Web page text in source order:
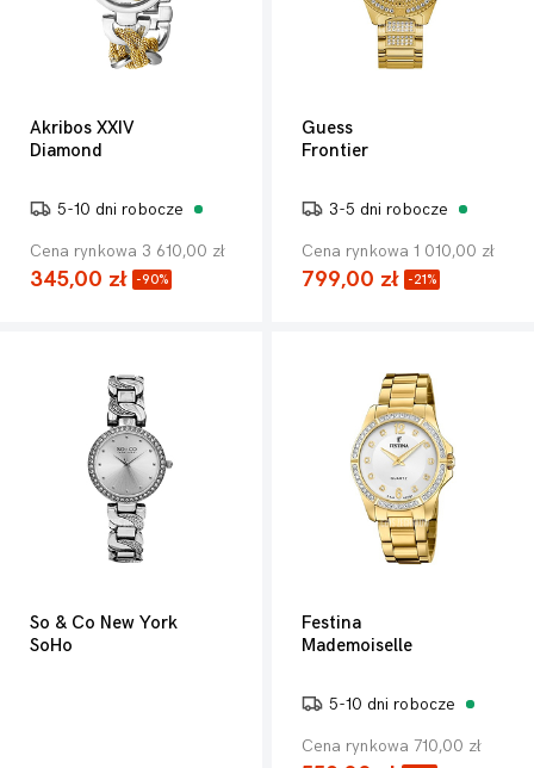
Akribos XXIV
Diamond
5-10 dni robocze
Cena rynkowa 3 610,00 zł
345,00 zł -90%
Guess
Frontier
3-5 dni robocze
Cena rynkowa 1 010,00 zł
799,00 zł -21%
So & Co New York
SoHo
Festina
Mademoiselle
5-10 dni robocze
Cena rynkowa 710,00 zł